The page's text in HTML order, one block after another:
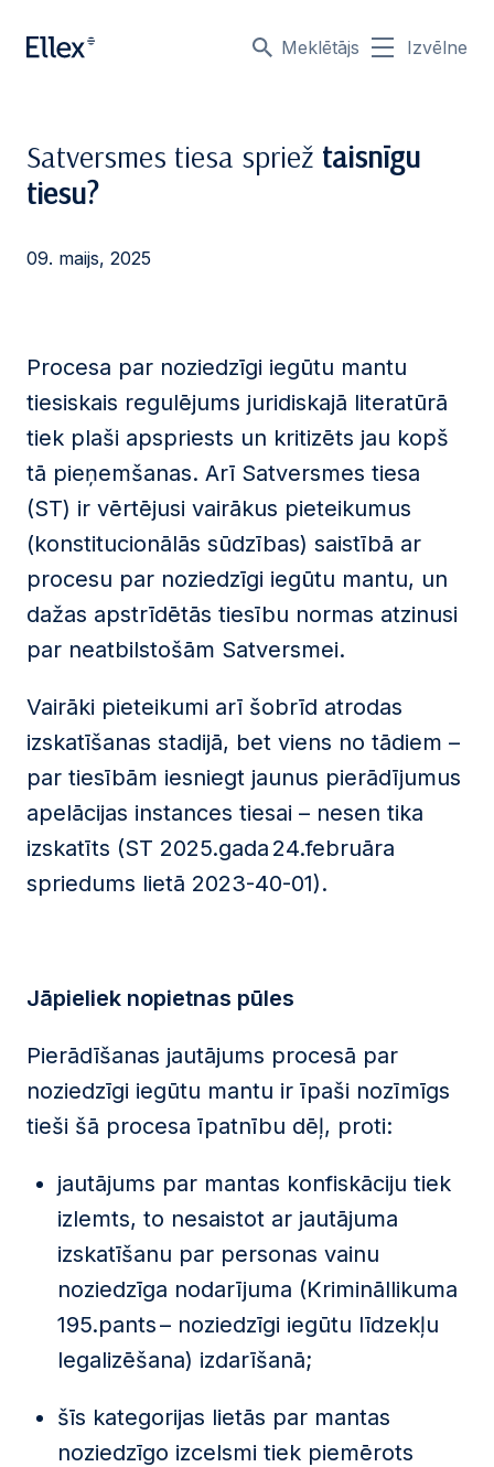
Meklētājs Izvēlne
Satversmes tiesa spriež taisnīgu
tiesu?
09. maijs, 2025
Procesa par noziedzīgi iegūtu mantu
tiesiskais regulējums juridiskajā literatūrā
tiek plaši apspriests un kritizēts jau kopš
tā pieņemšanas. Arī Satversmes tiesa
(ST) ir vērtējusi vairākus pieteikumus
(konstitucionālās sūdzības) saistībā ar
procesu par noziedzīgi iegūtu mantu, un
dažas apstrīdētās tiesību normas atzinusi
par neatbilstošām Satversmei.
Vairāki pieteikumi arī šobrīd atrodas
izskatīšanas stadijā, bet viens no tādiem –
par tiesībām iesniegt jaunus pierādījumus
apelācijas instances tiesai – nesen tika
izskatīts (ST 2025.gada 24.februāra
spriedums lietā 2023-40-01).
Jāpieliek nopietnas pūles
Pierādīšanas jautājums procesā par
noziedzīgi iegūtu mantu ir īpaši nozīmīgs
tieši šā procesa īpatnību dēļ, proti:
jautājums par mantas konfiskāciju tiek
izlemts, to nesaistot ar jautājuma
izskatīšanu par personas vainu
noziedzīga nodarījuma (Krimināllikuma
195.pants – noziedzīgi iegūtu līdzekļu
legalizēšana) izdarīšanā;
šīs kategorijas lietās par mantas
noziedzīgo izcelsmi tiek piemērots